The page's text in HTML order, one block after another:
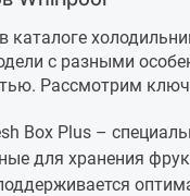
каталоге
с разными
Рассмотрим
Box Plus –
для хранения